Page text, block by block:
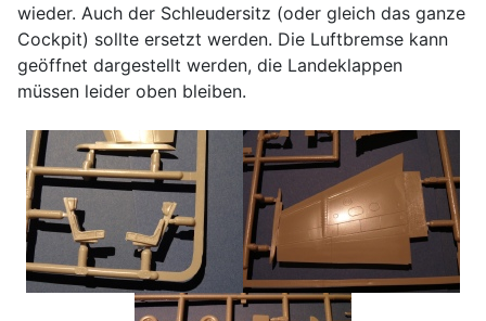
wieder. Auch der Schleudersitz (oder gleich das ganze
Cockpit) sollte ersetzt werden. Die Luftbremse kann
geöffnet dargestellt werden, die Landeklappen
müssen leider oben bleiben.